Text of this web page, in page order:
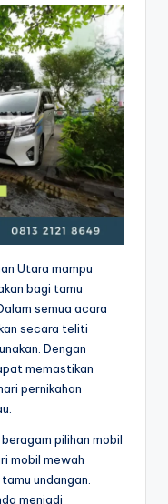
Utara mampu
bagi tamu
semua acara
secara teliti
Dengan
memastikan
pernikahan
pilihan mobil
mobil mewah
undangan.
menjadi